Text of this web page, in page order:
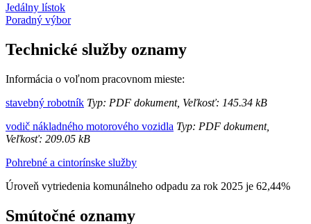
Jedálny lístok
Poradný výbor
Technické služby oznamy
Informácia o voľnom pracovnom mieste:
stavebný robotník Typ: PDF dokument, Veľkosť: 145.34 kB
vodič nákladného motorového vozidla Typ: PDF dokument,
Veľkosť: 209.05 kB
Pohrebné a cintorínske služby
Úroveň vytriedenia komunálneho odpadu za rok 2025 je 62,44%
Smútočné oznamy